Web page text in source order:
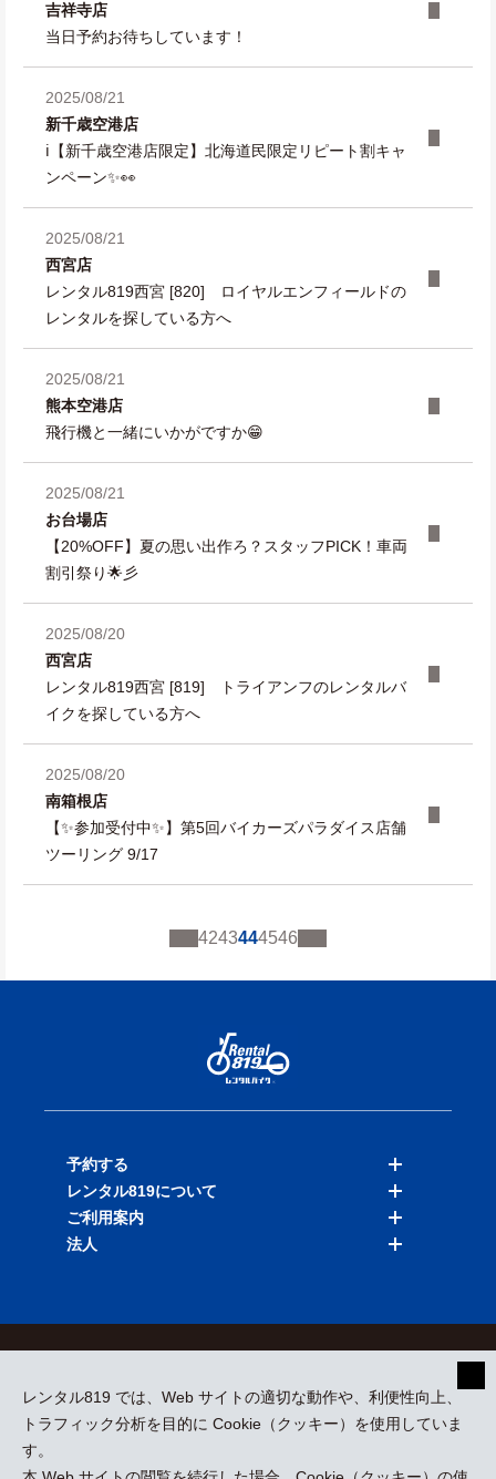
吉祥寺店
当日予約お待ちしています！
2025/08/21
新千歳空港店
ℹ️【新千歳空港店限定】北海道民限定リピート割キャ
ンペーン✨👀
2025/08/21
西宮店
レンタル819西宮 [820] ロイヤルエンフィールドの
レンタルを探している方へ
2025/08/21
熊本空港店
飛行機と一緒にいかがですか😁
2025/08/21
お台場店
【20%OFF】夏の思い出作ろ？スタッフPICK！車両
割引祭り🌟彡
2025/08/20
西宮店
レンタル819西宮 [819] トライアンフのレンタルバ
イクを探している方へ
2025/08/20
南箱根店
【✨参加受付中✨】第5回バイカーズパラダイス店舗
ツーリング 9/17
4243444546
レンタル819 では、Web サイトの適切な動作や、利便性向上、
トラフィック分析を目的に Cookie（クッキー）を使用していま
す。
予約する
バイクを探す
店舗を探す
レンタル819について
料金表
ご利用案内
法人
採用情報
プレスリリース